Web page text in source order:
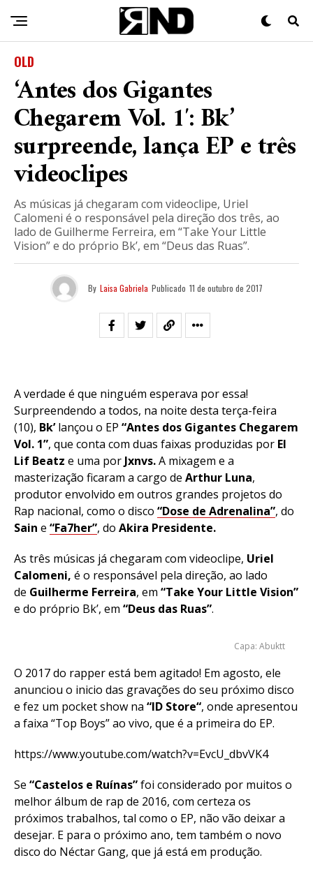
OLD
‘Antes dos Gigantes
Chegarem Vol. 1′: Bk’
surpreende, lança EP e três
videoclipes
As músicas já chegaram com videoclipe, Uriel
Calomeni é o responsável pela direção dos três, ao
lado de Guilherme Ferreira, em “Take Your Little
Vision” e do próprio Bk’, em “Deus das Ruas”.
By Laisa Gabriela Publicado 11 de outubro de 2017
A verdade é que ninguém esperava por essa!
Surpreendendo a todos, na noite desta terça-feira
(10), Bk’lançou o EP “Antes dos Gigantes Chegarem
Vol. 1”, que conta com duas faixas produzidas por El
Lif Beatz e uma por Jxnvs.A mixagem e a
masterização ficaram a cargo de Arthur Luna,
produtor envolvido em outros grandes projetos do
Rap nacional, como o disco “Dose de Adrenalina”, do
Sain e “Fa7her”, do Akira Presidente.
As três músicas já chegaram com videoclipe, Uriel
Calomeni, é o responsável pela direção, ao lado
de Guilherme Ferreira, em “Take Your Little Vision”
e do próprio Bk’, em “Deus das Ruas”.
Capa: Abuktt
O 2017 do rapper está bem agitado! Em agosto, ele
anunciou o inicio das gravações do seu próximo disco
e fez um pocket show na “ID Store“, onde apresentou
a faixa “Top Boys” ao vivo, que é a primeira do EP.
https://www.youtube.com/watch?v=EvcU_dbvVK4
Se “Castelos e Ruínas”foi considerado por muitos o
melhor álbum de rap de 2016, com certeza os
próximos trabalhos, tal como o EP, não vão deixar a
desejar. E para o próximo ano, tem também o novo
disco do Néctar Gang, que já está em produção.